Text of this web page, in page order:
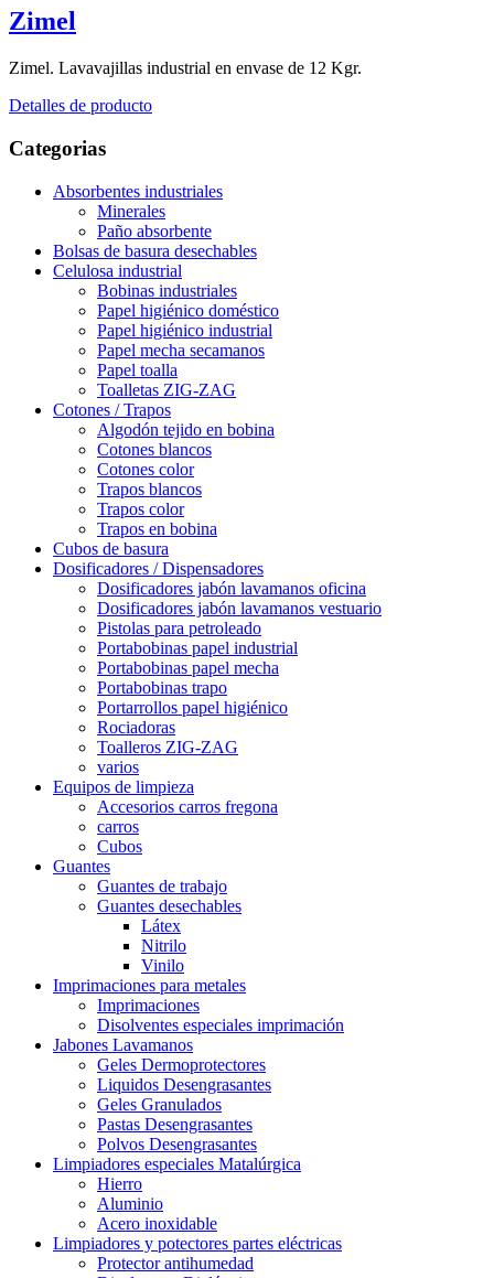
Zimel
Zimel. Lavavajillas industrial en envase de 12 Kgr.
Detalles de producto
Categorias
Absorbentes industriales
Minerales
Paño absorbente
Bolsas de basura desechables
Celulosa industrial
Bobinas industriales
Papel higiénico doméstico
Papel higiénico industrial
Papel mecha secamanos
Papel toalla
Toalletas ZIG-ZAG
Cotones / Trapos
Algodón tejido en bobina
Cotones blancos
Cotones color
Trapos blancos
Trapos color
Trapos en bobina
Cubos de basura
Dosificadores / Dispensadores
Dosificadores jabón lavamanos oficina
Dosificadores jabón lavamanos vestuario
Pistolas para petroleado
Portabobinas papel industrial
Portabobinas papel mecha
Portabobinas trapo
Portarrollos papel higiénico
Rociadoras
Toalleros ZIG-ZAG
varios
Equipos de limpieza
Accesorios carros fregona
carros
Cubos
Guantes
Guantes de trabajo
Guantes desechables
Látex
Nitrilo
Vinilo
Imprimaciones para metales
Imprimaciones
Disolventes especiales imprimación
Jabones Lavamanos
Geles Dermoprotectores
Liquidos Desengrasantes
Geles Granulados
Pastas Desengrasantes
Polvos Desengrasantes
Limpiadores especiales Matalúrgica
Hierro
Aluminio
Acero inoxidable
Limpiadores y potectores partes eléctricas
Protector antihumedad